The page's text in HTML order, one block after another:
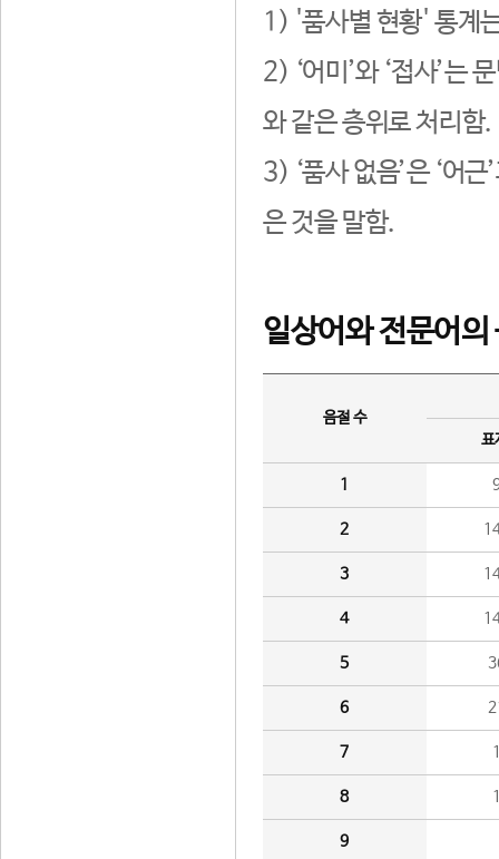
1) '품사별 현황' 통계
2) ‘어미’와 ‘접사’는
와 같은 층위로 처리함.
3) ‘품사 없음’은 ‘어
은 것을 말함.
일상어와 전문어의
음절 수
표
1
2
3
4
5
6
7
8
9